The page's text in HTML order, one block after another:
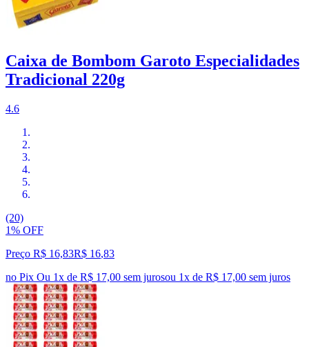
Caixa de Bombom Garoto Especialidades
Tradicional 220g
4.6
(20)
1% OFF
Preço R$ 16,83R$ 16,83
no Pix Ou 1x de R$ 17,00 sem jurosou 1x de R$ 17,00 sem juros